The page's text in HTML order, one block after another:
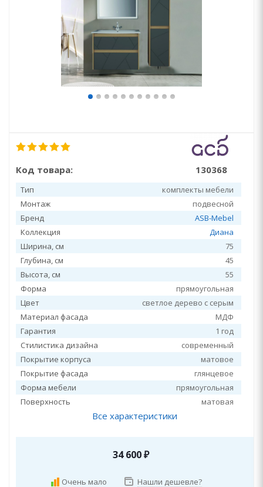
Код товара: 130368
Тип
комплекты мебели
Монтаж
подвесной
Бренд
ASB-Mebel
Коллекция
Диана
Ширина, см
75
Глубина, см
45
Высота, см
55
Форма
прямоугольная
Цвет
светлое дерево с серым
Материал фасада
МДФ
Гарантия
1 год
Стилистика дизайна
современный
Покрытие корпуса
матовое
Покрытие фасада
глянцевое
Форма мебели
прямоугольная
Поверхность
матовая
Все характеристики
34 600₽
Очень мало Нашли дешевле?